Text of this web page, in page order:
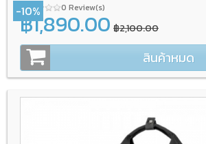
0 Review(s)
-10%
฿1,890.00 ฿2,100.00
สินค้าหมด